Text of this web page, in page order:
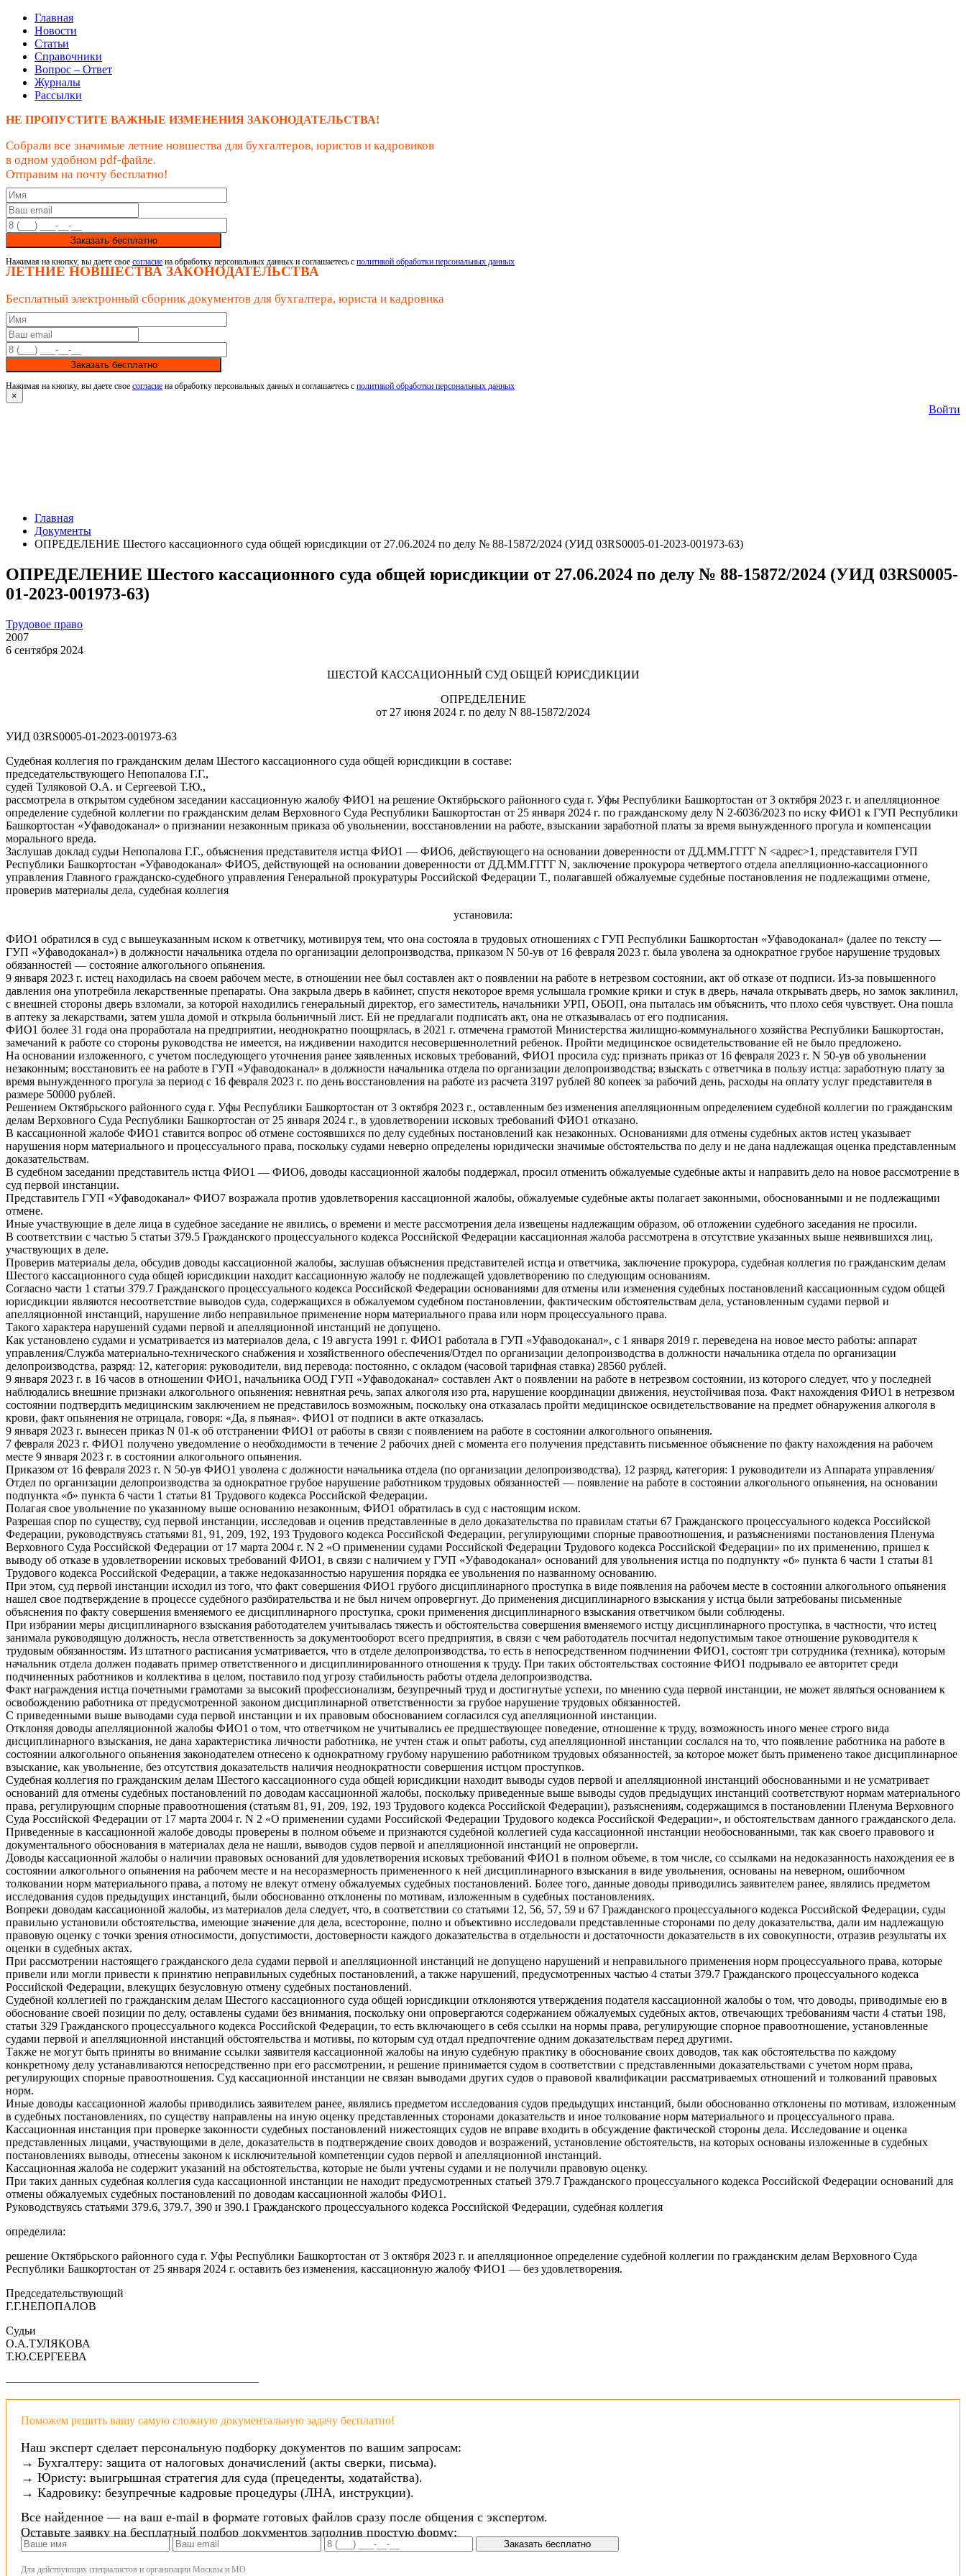
Главная
Новости
Статьи
Справочники
Вопрос – Ответ
Журналы
Рассылки
НЕ ПРОПУСТИТЕ ВАЖНЫЕ ИЗМЕНЕНИЯ ЗАКОНОДАТЕЛЬСТВА!
Собрали все значимые летние новшества для бухгалтеров, юристов и кадровиков
в одном удобном pdf-файле.
Отправим на почту бесплатно!
Заказать бесплатно
Нажимая на кнопку, вы даете свое согласие на обработку персональных данных и соглашаетесь с политикой обработки персональных данных
ЛЕТНИЕ НОВШЕСТВА ЗАКОНОДАТЕЛЬСТВА
Бесплатный электронный сборник документов для бухгалтера, юриста и кадровика
Заказать бесплатно
Нажимая на кнопку, вы даете свое согласие на обработку персональных данных и соглашаетесь с политикой обработки персональных данных
×
Войти
Главная
Документы
ОПРЕДЕЛЕНИЕ Шестого кассационного суда общей юрисдикции от 27.06.2024 по делу № 88-15872/2024 (УИД 03RS0005-01-2023-001973-63)
ОПРЕДЕЛЕНИЕ Шестого кассационного суда общей юрисдикции от 27.06.2024 по делу № 88-15872/2024 (УИД 03RS0005-
01-2023-001973-63)
Трудовое право
2007
6 сентября 2024
ШЕСТОЙ КАССАЦИОННЫЙ СУД ОБЩЕЙ ЮРИСДИКЦИИ
ОПРЕДЕЛЕНИЕ
от 27 июня 2024 г. по делу N 88-15872/2024
УИД 03RS0005-01-2023-001973-63
Судебная коллегия по гражданским делам Шестого кассационного суда общей юрисдикции в составе:
председательствующего Непопалова Г.Г.,
судей Туляковой О.А. и Сергеевой Т.Ю.,
рассмотрела в открытом судебном заседании кассационную жалобу ФИО1 на решение Октябрьского районного суда г. Уфы Республики Башкортостан от 3 октября 2023 г. и апелляционное
определение судебной коллегии по гражданским делам Верховного Суда Республики Башкортостан от 25 января 2024 г. по гражданскому делу N 2-6036/2023 по иску ФИО1 к ГУП Республики
Башкортостан «Уфаводоканал» о признании незаконным приказа об увольнении, восстановлении на работе, взыскании заработной платы за время вынужденного прогула и компенсации
морального вреда.
Заслушав доклад судьи Непопалова Г.Г., объяснения представителя истца ФИО1 — ФИО6, действующего на основании доверенности от ДД.ММ.ГГГГ N <адрес>1, представителя ГУП
Республики Башкортостан «Уфаводоканал» ФИО5, действующей на основании доверенности от ДД.ММ.ГГГГ N, заключение прокурора четвертого отдела апелляционно-кассационного
управления Главного гражданско-судебного управления Генеральной прокуратуры Российской Федерации Т., полагавшей обжалуемые судебные постановления не подлежащими отмене,
проверив материалы дела, судебная коллегия
установила:
ФИО1 обратился в суд с вышеуказанным иском к ответчику, мотивируя тем, что она состояла в трудовых отношениях с ГУП Республики Башкортостан «Уфаводоканал» (далее по тексту —
ГУП «Уфаводоканал») в должности начальника отдела по организации делопроизводства, приказом N 50-ув от 16 февраля 2023 г. была уволена за однократное грубое нарушение трудовых
обязанностей — состояние алкогольного опьянения.
9 января 2023 г. истец находилась на своем рабочем месте, в отношении нее был составлен акт о появлении на работе в нетрезвом состоянии, акт об отказе от подписи. Из-за повышенного
давления она употребила лекарственные препараты. Она закрыла дверь в кабинет, спустя некоторое время услышала громкие крики и стук в дверь, начала открывать дверь, но замок заклинил,
с внешней стороны дверь взломали, за которой находились генеральный директор, его заместитель, начальники УРП, ОБОП, она пыталась им объяснить, что плохо себя чувствует. Она пошла
в аптеку за лекарствами, затем ушла домой и открыла больничный лист. Ей не предлагали подписать акт, она не отказывалась от его подписания.
ФИО1 более 31 года она проработала на предприятии, неоднократно поощрялась, в 2021 г. отмечена грамотой Министерства жилищно-коммунального хозяйства Республики Башкортостан,
замечаний к работе со стороны руководства не имеется, на иждивении находится несовершеннолетний ребенок. Пройти медицинское освидетельствование ей не было предложено.
На основании изложенного, с учетом последующего уточнения ранее заявленных исковых требований, ФИО1 просила суд: признать приказ от 16 февраля 2023 г. N 50-ув об увольнении
незаконным; восстановить ее на работе в ГУП «Уфаводоканал» в должности начальника отдела по организации делопроизводства; взыскать с ответчика в пользу истца: заработную плату за
время вынужденного прогула за период с 16 февраля 2023 г. по день восстановления на работе из расчета 3197 рублей 80 копеек за рабочий день, расходы на оплату услуг представителя в
размере 50000 рублей.
Решением Октябрьского районного суда г. Уфы Республики Башкортостан от 3 октября 2023 г., оставленным без изменения апелляционным определением судебной коллегии по гражданским
делам Верховного Суда Республики Башкортостан от 25 января 2024 г., в удовлетворении исковых требований ФИО1 отказано.
В кассационной жалобе ФИО1 ставится вопрос об отмене состоявшихся по делу судебных постановлений как незаконных. Основаниями для отмены судебных актов истец указывает
нарушения норм материального и процессуального права, поскольку судами неверно определены юридически значимые обстоятельства по делу и не дана надлежащая оценка представленным
доказательствам.
В судебном заседании представитель истца ФИО1 — ФИО6, доводы кассационной жалобы поддержал, просил отменить обжалуемые судебные акты и направить дело на новое рассмотрение в
суд первой инстанции.
Представитель ГУП «Уфаводоканал» ФИО7 возражала против удовлетворения кассационной жалобы, обжалуемые судебные акты полагает законными, обоснованными и не подлежащими
отмене.
Иные участвующие в деле лица в судебное заседание не явились, о времени и месте рассмотрения дела извещены надлежащим образом, об отложении судебного заседания не просили.
В соответствии с частью 5 статьи 379.5 Гражданского процессуального кодекса Российской Федерации кассационная жалоба рассмотрена в отсутствие указанных выше неявившихся лиц,
участвующих в деле.
Проверив материалы дела, обсудив доводы кассационной жалобы, заслушав объяснения представителей истца и ответчика, заключение прокурора, судебная коллегия по гражданским делам
Шестого кассационного суда общей юрисдикции находит кассационную жалобу не подлежащей удовлетворению по следующим основаниям.
Согласно части 1 статьи 379.7 Гражданского процессуального кодекса Российской Федерации основаниями для отмены или изменения судебных постановлений кассационным судом общей
юрисдикции являются несоответствие выводов суда, содержащихся в обжалуемом судебном постановлении, фактическим обстоятельствам дела, установленным судами первой и
апелляционной инстанций, нарушение либо неправильное применение норм материального права или норм процессуального права.
Такого характера нарушений судами первой и апелляционной инстанций не допущено.
Как установлено судами и усматривается из материалов дела, с 19 августа 1991 г. ФИО1 работала в ГУП «Уфаводоканал», с 1 января 2019 г. переведена на новое место работы: аппарат
управления/Служба материально-технического снабжения и хозяйственного обеспечения/Отдел по организации делопроизводства в должности начальника отдела по организации
делопроизводства, разряд: 12, категория: руководители, вид перевода: постоянно, с окладом (часовой тарифная ставка) 28560 рублей.
9 января 2023 г. в 16 часов в отношении ФИО1, начальника ООД ГУП «Уфаводоканал» составлен Акт о появлении на работе в нетрезвом состоянии, из которого следует, что у последней
наблюдались внешние признаки алкогольного опьянения: невнятная речь, запах алкоголя изо рта, нарушение координации движения, неустойчивая поза. Факт нахождения ФИО1 в нетрезвом
состоянии подтвердить медицинским заключением не представилось возможным, поскольку она отказалась пройти медицинское освидетельствование на предмет обнаружения алкоголя в
крови, факт опьянения не отрицала, говоря: «Да, я пьяная». ФИО1 от подписи в акте отказалась.
9 января 2023 г. вынесен приказ N 01-к об отстранении ФИО1 от работы в связи с появлением на работе в состоянии алкогольного опьянения.
7 февраля 2023 г. ФИО1 получено уведомление о необходимости в течение 2 рабочих дней с момента его получения представить письменное объяснение по факту нахождения на рабочем
месте 9 января 2023 г. в состоянии алкогольного опьянения.
Приказом от 16 февраля 2023 г. N 50-ув ФИО1 уволена с должности начальника отдела (по организации делопроизводства), 12 разряд, категория: 1 руководители из Аппарата управления/
Отдел по организации делопроизводства за однократное грубое нарушение работником трудовых обязанностей — появление на работе в состоянии алкогольного опьянения, на основании
подпункта «б» пункта 6 части 1 статьи 81 Трудового кодекса Российской Федерации.
Полагая свое увольнение по указанному выше основанию незаконным, ФИО1 обратилась в суд с настоящим иском.
Разрешая спор по существу, суд первой инстанции, исследовав и оценив представленные в дело доказательства по правилам статьи 67 Гражданского процессуального кодекса Российской
Федерации, руководствуясь статьями 81, 91, 209, 192, 193 Трудового кодекса Российской Федерации, регулирующими спорные правоотношения, и разъяснениями постановления Пленума
Верховного Суда Российской Федерации от 17 марта 2004 г. N 2 «О применении судами Российской Федерации Трудового кодекса Российской Федерации» по их применению, пришел к
выводу об отказе в удовлетворении исковых требований ФИО1, в связи с наличием у ГУП «Уфаводоканал» оснований для увольнения истца по подпункту «б» пункта 6 части 1 статьи 81
Трудового кодекса Российской Федерации, а также недоказанностью нарушения порядка ее увольнения по названному основанию.
При этом, суд первой инстанции исходил из того, что факт совершения ФИО1 грубого дисциплинарного проступка в виде появления на рабочем месте в состоянии алкогольного опьянения
нашел свое подтверждение в процессе судебного разбирательства и не был ничем опровергнут. До применения дисциплинарного взыскания у истца были затребованы письменные
объяснения по факту совершения вменяемого ее дисциплинарного проступка, сроки применения дисциплинарного взыскания ответчиком были соблюдены.
При избрании меры дисциплинарного взыскания работодателем учитывалась тяжесть и обстоятельства совершения вменяемого истцу дисциплинарного проступка, в частности, что истец
занимала руководящую должность, несла ответственность за документооборот всего предприятия, в связи с чем работодатель посчитал недопустимым такое отношение руководителя к
трудовым обязанностям. Из штатного расписания усматривается, что в отделе делопроизводства, то есть в непосредственном подчинении ФИО1, состоят три сотрудника (техника), которым
начальник отдела должен подавать пример ответственного и дисциплинированного отношения к труду. При таких обстоятельствах состояние ФИО1 подрывало ее авторитет среди
подчиненных работников и коллектива в целом, поставило под угрозу стабильность работы отдела делопроизводства.
Факт награждения истца почетными грамотами за высокий профессионализм, безупречный труд и достигнутые успехи, по мнению суда первой инстанции, не может являться основанием к
освобождению работника от предусмотренной законом дисциплинарной ответственности за грубое нарушение трудовых обязанностей.
С приведенными выше выводами суда первой инстанции и их правовым обоснованием согласился суд апелляционной инстанции.
Отклоняя доводы апелляционной жалобы ФИО1 о том, что ответчиком не учитывались ее предшествующее поведение, отношение к труду, возможность иного менее строго вида
дисциплинарного взыскания, не дана характеристика личности работника, не учтен стаж и опыт работы, суд апелляционной инстанции сослался на то, что появление работника на работе в
состоянии алкогольного опьянения законодателем отнесено к однократному грубому нарушению работником трудовых обязанностей, за которое может быть применено такое дисциплинарное
взыскание, как увольнение, без отсутствия доказательств наличия неоднократности совершения истцом проступков.
Судебная коллегия по гражданским делам Шестого кассационного суда общей юрисдикции находит выводы судов первой и апелляционной инстанций обоснованными и не усматривает
оснований для отмены судебных постановлений по доводам кассационной жалобы, поскольку приведенные выше выводы судов предыдущих инстанций соответствуют нормам материального
права, регулирующим спорные правоотношения (статьям 81, 91, 209, 192, 193 Трудового кодекса Российской Федерации), разъяснениям, содержащимся в постановлении Пленума Верховного
Суда Российской Федерации от 17 марта 2004 г. N 2 «О применении судами Российской Федерации Трудового кодекса Российской Федерации», и обстоятельствам данного гражданского дела.
Приведенные в кассационной жалобе доводы проверены в полном объеме и признаются судебной коллегией суда кассационной инстанции необоснованными, так как своего правового и
документального обоснования в материалах дела не нашли, выводов судов первой и апелляционной инстанций не опровергли.
Доводы кассационной жалобы о наличии правовых оснований для удовлетворения исковых требований ФИО1 в полном объеме, в том числе, со ссылками на недоказанность нахождения ее в
состоянии алкогольного опьянения на рабочем месте и на несоразмерность примененного к ней дисциплинарного взыскания в виде увольнения, основаны на неверном, ошибочном
толковании норм материального права, а потому не влекут отмену обжалуемых судебных постановлений. Более того, данные доводы приводились заявителем ранее, являлись предметом
исследования судов предыдущих инстанций, были обоснованно отклонены по мотивам, изложенным в судебных постановлениях.
Вопреки доводам кассационной жалобы, из материалов дела следует, что, в соответствии со статьями 12, 56, 57, 59 и 67 Гражданского процессуального кодекса Российской Федерации, суды
правильно установили обстоятельства, имеющие значение для дела, всесторонне, полно и объективно исследовали представленные сторонами по делу доказательства, дали им надлежащую
правовую оценку с точки зрения относимости, допустимости, достоверности каждого доказательства в отдельности и достаточности доказательств в их совокупности, отразив результаты их
оценки в судебных актах.
При рассмотрении настоящего гражданского дела судами первой и апелляционной инстанций не допущено нарушений и неправильного применения норм процессуального права, которые
привели или могли привести к принятию неправильных судебных постановлений, а также нарушений, предусмотренных частью 4 статьи 379.7 Гражданского процессуального кодекса
Российской Федерации, влекущих безусловную отмену судебных постановлений.
Судебной коллегией по гражданским делам Шестого кассационного суда общей юрисдикции отклоняются утверждения подателя кассационной жалобы о том, что доводы, приводимые ею в
обоснование своей позиции по делу, оставлены судами без внимания, поскольку они опровергаются содержанием обжалуемых судебных актов, отвечающих требованиям части 4 статьи 198,
статьи 329 Гражданского процессуального кодекса Российской Федерации, то есть включающего в себя ссылки на нормы права, регулирующие спорное правоотношение, установленные
судами первой и апелляционной инстанций обстоятельства и мотивы, по которым суд отдал предпочтение одним доказательствам перед другими.
Также не могут быть приняты во внимание ссылки заявителя кассационной жалобы на иную судебную практику в обоснование своих доводов, так как обстоятельства по каждому
конкретному делу устанавливаются непосредственно при его рассмотрении, и решение принимается судом в соответствии с представленными доказательствами с учетом норм права,
регулирующих спорные правоотношения. Суд кассационной инстанции не связан выводами других судов о правовой квалификации рассматриваемых отношений и толкований правовых
норм.
Иные доводы кассационной жалобы приводились заявителем ранее, являлись предметом исследования судов предыдущих инстанций, были обоснованно отклонены по мотивам, изложенным
в судебных постановлениях, по существу направлены на иную оценку представленных сторонами доказательств и иное толкование норм материального и процессуального права.
Кассационная инстанция при проверке законности судебных постановлений нижестоящих судов не вправе входить в обсуждение фактической стороны дела. Исследование и оценка
представленных лицами, участвующими в деле, доказательств в подтверждение своих доводов и возражений, установление обстоятельств, на которых основаны изложенные в судебных
постановлениях выводы, отнесены законом к исключительной компетенции судов первой и апелляционной инстанций.
Кассационная жалоба не содержит указаний на обстоятельства, которые не были учтены судами и не получили правовую оценку.
При таких данных судебная коллегия суда кассационной инстанции не находит предусмотренных статьей 379.7 Гражданского процессуального кодекса Российской Федерации оснований для
отмены обжалуемых судебных постановлений по доводам кассационной жалобы ФИО1.
Руководствуясь статьями 379.6, 379.7, 390 и 390.1 Гражданского процессуального кодекса Российской Федерации, судебная коллегия
определила:
решение Октябрьского районного суда г. Уфы Республики Башкортостан от 3 октября 2023 г. и апелляционное определение судебной коллегии по гражданским делам Верховного Суда
Республики Башкортостан от 25 января 2024 г. оставить без изменения, кассационную жалобу ФИО1 — без удовлетворения.
Председательствующий
Г.Г.НЕПОПАЛОВ
Судьи
О.А.ТУЛЯКОВА
Т.Ю.СЕРГЕЕВА
——————————————————————
Поможем решить вашу самую сложную документальную задачу бесплатно!
Наш эксперт сделает персональную подборку документов по вашим запросам:
→ Бухгалтеру: защита от налоговых доначислений (акты сверки, письма).
→ Юристу: выигрышная стратегия для суда (прецеденты, ходатайства).
→ Кадровику: безупречные кадровые процедуры (ЛНА, инструкции).
Все найденное — на ваш e-mail в формате готовых файлов сразу после общения с экспертом.
Оставьте заявку на бесплатный подбор документов заполнив простую форму:
Заказать бесплатно
Для действующих специалистов и организации Москвы и МО